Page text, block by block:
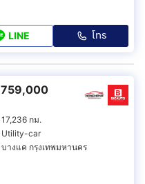
LINE โทร
759,000
17,236 กม.
Utility-car
บางแค กรุงเทพมหานคร